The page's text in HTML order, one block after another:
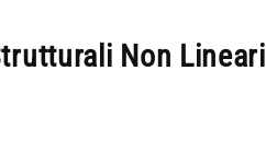
Non Lineari